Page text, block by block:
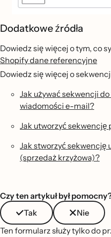
Dodatkowe źródła
Dowiedz się więcej o tym, co
Shopify dane referencyjne
Dowiedz się więcej o
Jak używać sekwencji
wiadomości e-mail?
Jak utworzyć sekwencję
Jak stworzyć sekwencję
(sprzedaż krzyżowa)?
Czy ten artykuł był
Tak
Nie
Ten formularz służy tylko do